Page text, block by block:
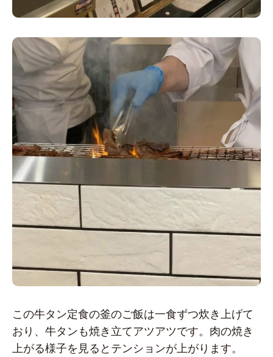
この牛タン定食の釜のご飯は一食ずつ炊き上げて
おり、牛タンも焼き立てアツアツです。肉の焼き
上がる様子を見るとテンションが上がります。